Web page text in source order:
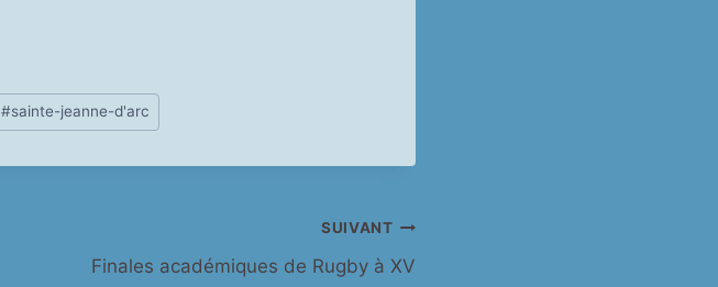
#sainte-jeanne-d'arc
SUIVANT
Finales académiques de Rugby à XV